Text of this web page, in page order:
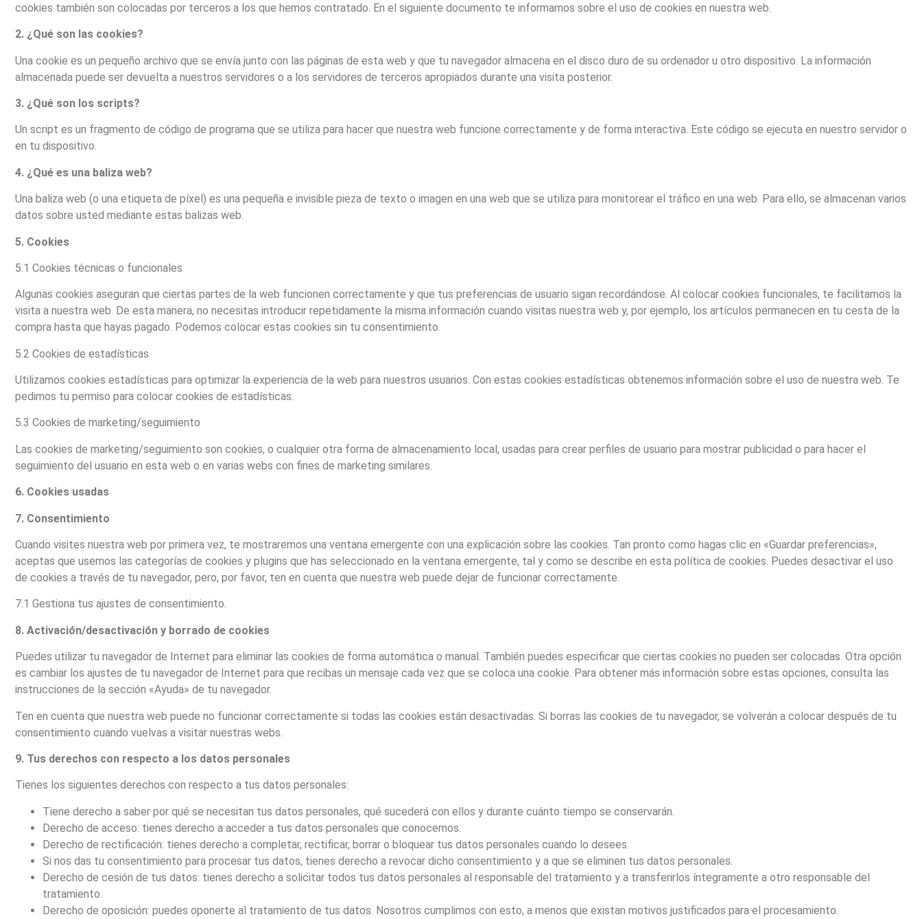
cookies también son colocadas por terceros a los que hemos contratado. En el siguiente documento te informamos sobre el uso de cookies en nuestra web.
2. ¿Qué son las cookies?
Una cookie es un pequeño archivo que se envía junto con las páginas de esta web y que tu navegador almacena en el disco duro de su ordenador u otro dispositivo. La información
almacenada puede ser devuelta a nuestros servidores o a los servidores de terceros apropiados durante una visita posterior.
3. ¿Qué son los scripts?
Un script es un fragmento de código de programa que se utiliza para hacer que nuestra web funcione correctamente y de forma interactiva. Este código se ejecuta en nuestro servidor o
en tu dispositivo.
4. ¿Qué es una baliza web?
Una baliza web (o una etiqueta de píxel) es una pequeña e invisible pieza de texto o imagen en una web que se utiliza para monitorear el tráfico en una web. Para ello, se almacenan varios
datos sobre usted mediante estas balizas web.
5. Cookies
5.1 Cookies técnicas o funcionales
Algunas cookies aseguran que ciertas partes de la web funcionen correctamente y que tus preferencias de usuario sigan recordándose. Al colocar cookies funcionales, te facilitamos la
visita a nuestra web. De esta manera, no necesitas introducir repetidamente la misma información cuando visitas nuestra web y, por ejemplo, los artículos permanecen en tu cesta de la
compra hasta que hayas pagado. Podemos colocar estas cookies sin tu consentimiento.
5.2 Cookies de estadísticas
Utilizamos cookies estadísticas para optimizar la experiencia de la web para nuestros usuarios. Con estas cookies estadísticas obtenemos información sobre el uso de nuestra web. Te
pedimos tu permiso para colocar cookies de estadísticas.
5.3 Cookies de marketing/seguimiento
Las cookies de marketing/seguimiento son cookies, o cualquier otra forma de almacenamiento local, usadas para crear perfiles de usuario para mostrar publicidad o para hacer el
seguimiento del usuario en esta web o en varias webs con fines de marketing similares.
6. Cookies usadas
7. Consentimiento
Cuando visites nuestra web por primera vez, te mostraremos una ventana emergente con una explicación sobre las cookies. Tan pronto como hagas clic en «Guardar preferencias»,
aceptas que usemos las categorías de cookies y plugins que has seleccionado en la ventana emergente, tal y como se describe en esta política de cookies. Puedes desactivar el uso
de cookies a través de tu navegador, pero, por favor, ten en cuenta que nuestra web puede dejar de funcionar correctamente.
7.1 Gestiona tus ajustes de consentimiento.
8. Activación/desactivación y borrado de cookies
Puedes utilizar tu navegador de Internet para eliminar las cookies de forma automática o manual. También puedes especificar que ciertas cookies no pueden ser colocadas. Otra opción
es cambiar los ajustes de tu navegador de Internet para que recibas un mensaje cada vez que se coloca una cookie. Para obtener más información sobre estas opciones, consulta las
instrucciones de la sección «Ayuda» de tu navegador.
Ten en cuenta que nuestra web puede no funcionar correctamente si todas las cookies están desactivadas. Si borras las cookies de tu navegador, se volverán a colocar después de tu
consentimiento cuando vuelvas a visitar nuestras webs.
9. Tus derechos con respecto a los datos personales
Tienes los siguientes derechos con respecto a tus datos personales:
Tiene derecho a saber por qué se necesitan tus datos personales, qué sucederá con ellos y durante cuánto tiempo se conservarán.
Derecho de acceso: tienes derecho a acceder a tus datos personales que conocemos.
Derecho de rectificación: tienes derecho a completar, rectificar, borrar o bloquear tus datos personales cuando lo desees.
Si nos das tu consentimiento para procesar tus datos, tienes derecho a revocar dicho consentimiento y a que se eliminen tus datos personales.
Derecho de cesión de tus datos: tienes derecho a solicitar todos tus datos personales al responsable del tratamiento y a transferirlos íntegramente a otro responsable del
tratamiento.
Derecho de oposición: puedes oponerte al tratamiento de tus datos. Nosotros cumplimos con esto, a menos que existan motivos justificados para el procesamiento.